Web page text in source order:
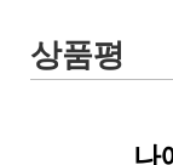
나